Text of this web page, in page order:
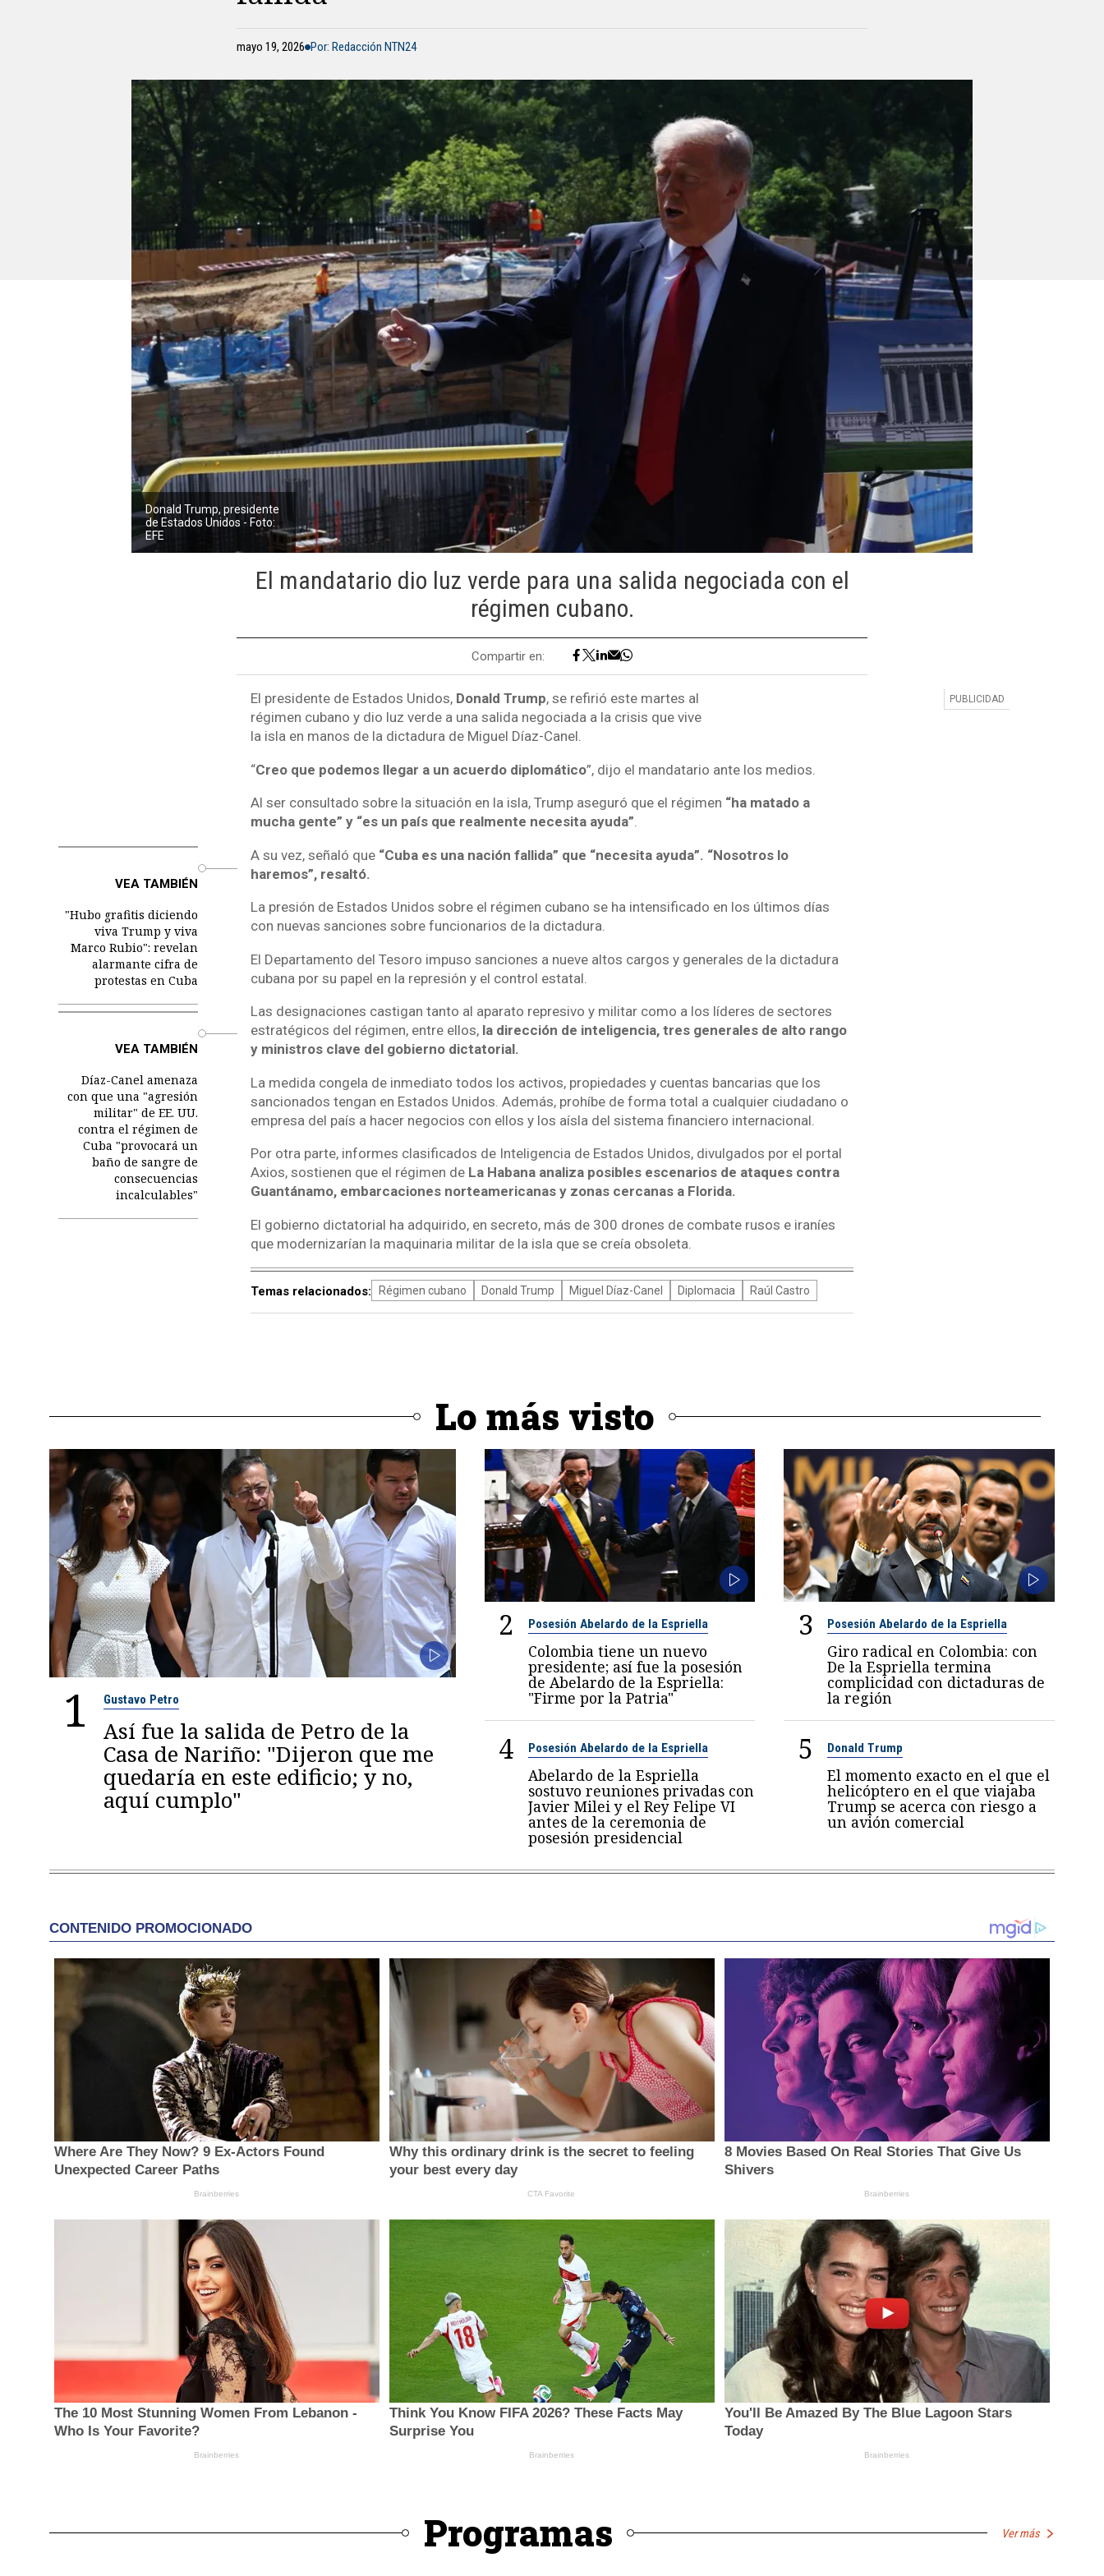
mayo 19, 2026 Por: Redacción NTN24
Donald Trump, presidente
de Estados Unidos - Foto:
EFE
El mandatario dio luz verde para una salida negociada con el
régimen cubano.
Compartir en:
El presidente de Estados Unidos, Donald Trump, se refirió este martes al
régimen cubano y dio luz verde a una salida negociada a la crisis que vive
la isla en manos de la dictadura de Miguel Díaz-Canel.
“Creo que podemos llegar a un acuerdo diplomático”, dijo el mandatario ante los medios.
Al ser consultado sobre la situación en la isla, Trump aseguró que el régimen “ha matado a
mucha gente” y “es un país que realmente necesita ayuda”.
VEA TAMBIÉN
"Hubo grafitis diciendo
viva Trump y viva
Marco Rubio": revelan
alarmante cifra de
protestas en Cuba
A su vez, señaló que “Cuba es una nación fallida” que “necesita ayuda”. “Nosotros lo
haremos”, resaltó.
La presión de Estados Unidos sobre el régimen cubano se ha intensificado en los últimos días
con nuevas sanciones sobre funcionarios de la dictadura.
El Departamento del Tesoro impuso sanciones a nueve altos cargos y generales de la dictadura
cubana por su papel en la represión y el control estatal.
VEA TAMBIÉN
Díaz-Canel amenaza
con que una "agresión
militar" de EE. UU.
contra el régimen de
Cuba "provocará un
baño de sangre de
consecuencias
incalculables"
Las designaciones castigan tanto al aparato represivo y militar como a los líderes de sectores
estratégicos del régimen, entre ellos, la dirección de inteligencia, tres generales de alto rango
y ministros clave del gobierno dictatorial.
La medida congela de inmediato todos los activos, propiedades y cuentas bancarias que los
sancionados tengan en Estados Unidos. Además, prohíbe de forma total a cualquier ciudadano o
empresa del país a hacer negocios con ellos y los aísla del sistema financiero internacional.
Por otra parte, informes clasificados de Inteligencia de Estados Unidos, divulgados por el portal
Axios, sostienen que el régimen de La Habana analiza posibles escenarios de ataques contra
Guantánamo, embarcaciones norteamericanas y zonas cercanas a Florida.
El gobierno dictatorial ha adquirido, en secreto, más de 300 drones de combate rusos e iraníes
que modernizarían la maquinaria militar de la isla que se creía obsoleta.
Temas relacionados: Régimen cubano Donald Trump Miguel Díaz-Canel Diplomacia Raúl Castro
Lo más visto
1 Gustavo Petro
Así fue la salida de Petro de la
Casa de Nariño: "Dijeron que me
quedaría en este edificio; y no,
aquí cumplo"
2 Posesión Abelardo de la Espriella
Colombia tiene un nuevo
presidente; así fue la posesión
de Abelardo de la Espriella:
"Firme por la Patria"
3 Posesión Abelardo de la Espriella
Giro radical en Colombia: con
De la Espriella termina
complicidad con dictaduras de
la región
4 Posesión Abelardo de la Espriella
Abelardo de la Espriella
sostuvo reuniones privadas con
Javier Milei y el Rey Felipe VI
antes de la ceremonia de
posesión presidencial
5 Donald Trump
El momento exacto en el que el
helicóptero en el que viajaba
Trump se acerca con riesgo a
un avión comercial
Programas Ver más